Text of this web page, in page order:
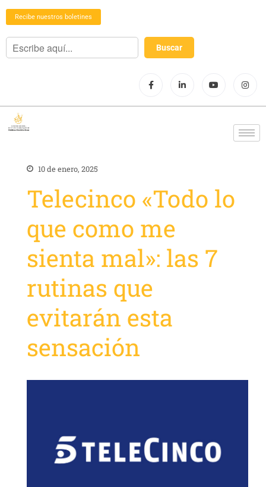
Recibe nuestros boletines
10 de enero, 2025
Telecinco «Todo lo
que como me
sienta mal»: las 7
rutinas que
evitarán esta
sensación